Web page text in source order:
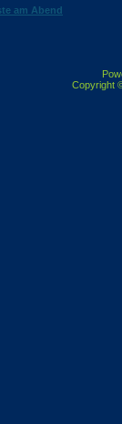
am Abend
Copyright